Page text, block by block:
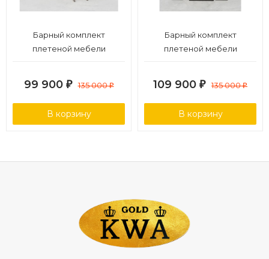
Барный комплект
плетеной мебели
99 900 ₽ 135 000₽
В корзину
Барный комплект
плетеной мебели
109 900 ₽ 135 000₽
В корзину